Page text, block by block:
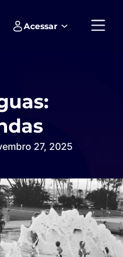
Acessar
27, 2025